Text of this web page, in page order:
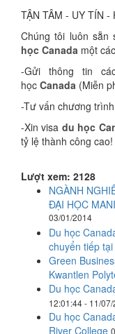
TẬN TÂM - UY TÍN -
Chúng tôi luôn sẵn
học Canada một
-Gửi thông tin
học Canada (Miễn
-Tư vấn chương trình
-Xin visa du học
tỷ lệ thành công cao!
Lượt xem: 2128
NGÀNH
ĐẠI HỌC
03/01/2014
Du học
chuyển tiếp
Green
Kwantlen
Du học
12:01:44 - 11/
Du học
River College